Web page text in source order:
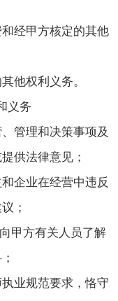
经甲方核定的其他
他权利义务。
义务
管理和决策事项及
供法律意见；
企业在经营中违反
；
甲方有关人员了解
业规范要求，恪守